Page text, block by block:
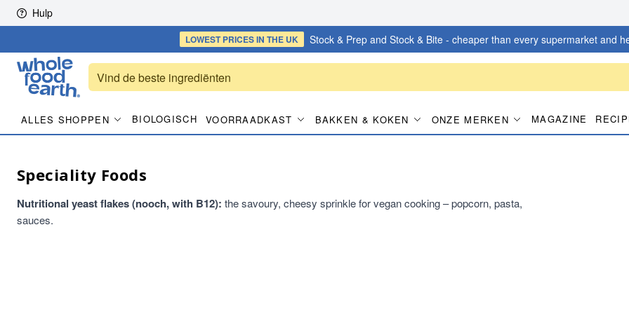
Skip to content
Hulp
LOWEST PRICESIN THE UK Stock & Prep and Stock & Bite - cheaper than every supermarket and
ALLES SHOPPEN BIOLOGISCH VOORRAADKAST BAKKEN & KOKEN ONZE MERKEN MAGAZINE
Speciality Foods
Nutritional yeast flakes (nooch, with B12): the savoury, cheesy sprinkle for vegan cooking – popcorn, pasta,
sauces.